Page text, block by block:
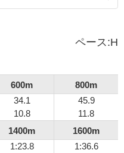
ペース:H
600m
800m
34.1
10.8
45.9
11.8
1400m
1600m
1:23.8 1:36.6